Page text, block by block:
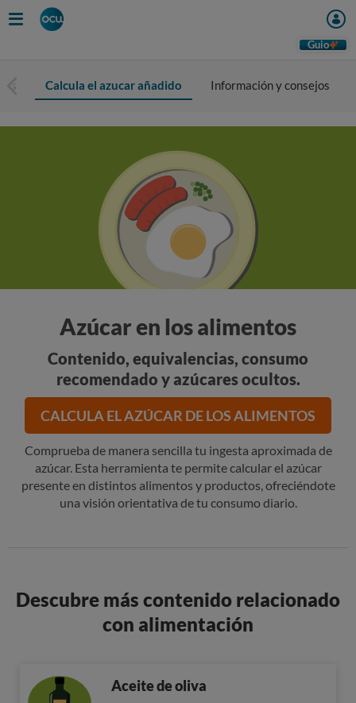
Guio
Calcula el azucar añadido Información y consejos
Azúcar en los alimentos
Contenido, equivalencias, consumo
recomendado y azúcares ocultos.
CALCULA EL AZÚCAR DE LOS ALIMENTOS
Comprueba de manera sencilla tu ingesta aproximada de
azúcar. Esta herramienta te permite calcular el azúcar
presente en distintos alimentos y productos, ofreciéndote
una visión orientativa de tu consumo diario.
Descubre más contenido relacionado
con alimentación
Aceite de oliva